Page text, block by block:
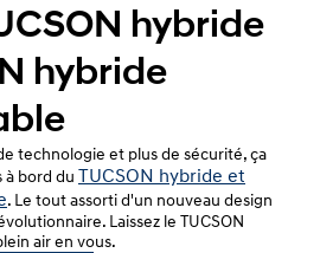
hybride
hybride
technologie et plus de sécurité, ça
à bord du TUCSON hybride et
. Le tout assorti d'un nouveau design
Laissez le TUCSON
air en vous.